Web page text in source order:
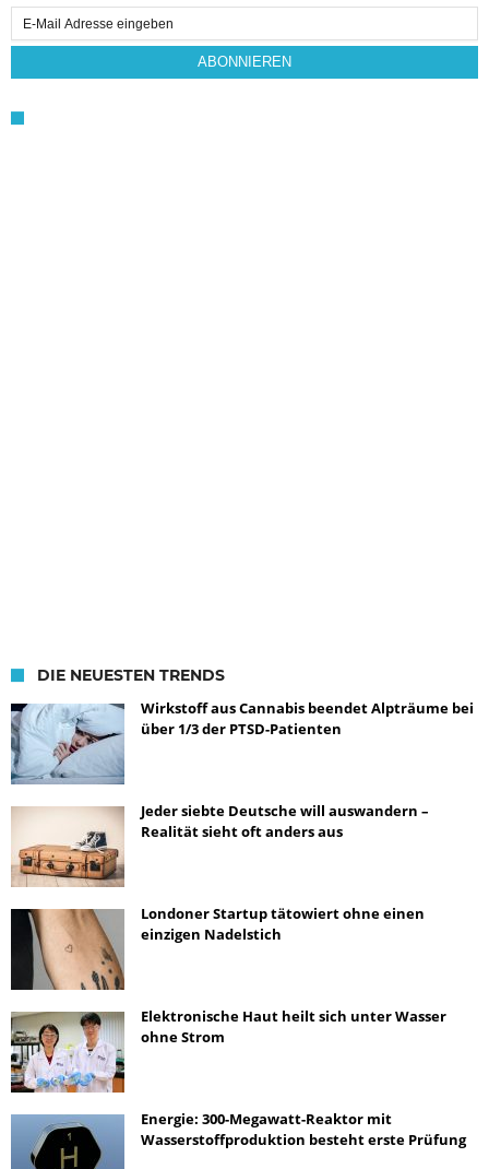
Email
Subscription
ABONNIEREN
DIE NEUESTEN TRENDS
Wirkstoff aus Cannabis beendet Alpträume bei
über 1/3 der PTSD-Patienten
Jeder siebte Deutsche will auswandern –
Realität sieht oft anders aus
Londoner Startup tätowiert ohne einen
einzigen Nadelstich
Elektronische Haut heilt sich unter Wasser
ohne Strom
Energie: 300-Megawatt-Reaktor mit
Wasserstoffproduktion besteht erste Prüfung